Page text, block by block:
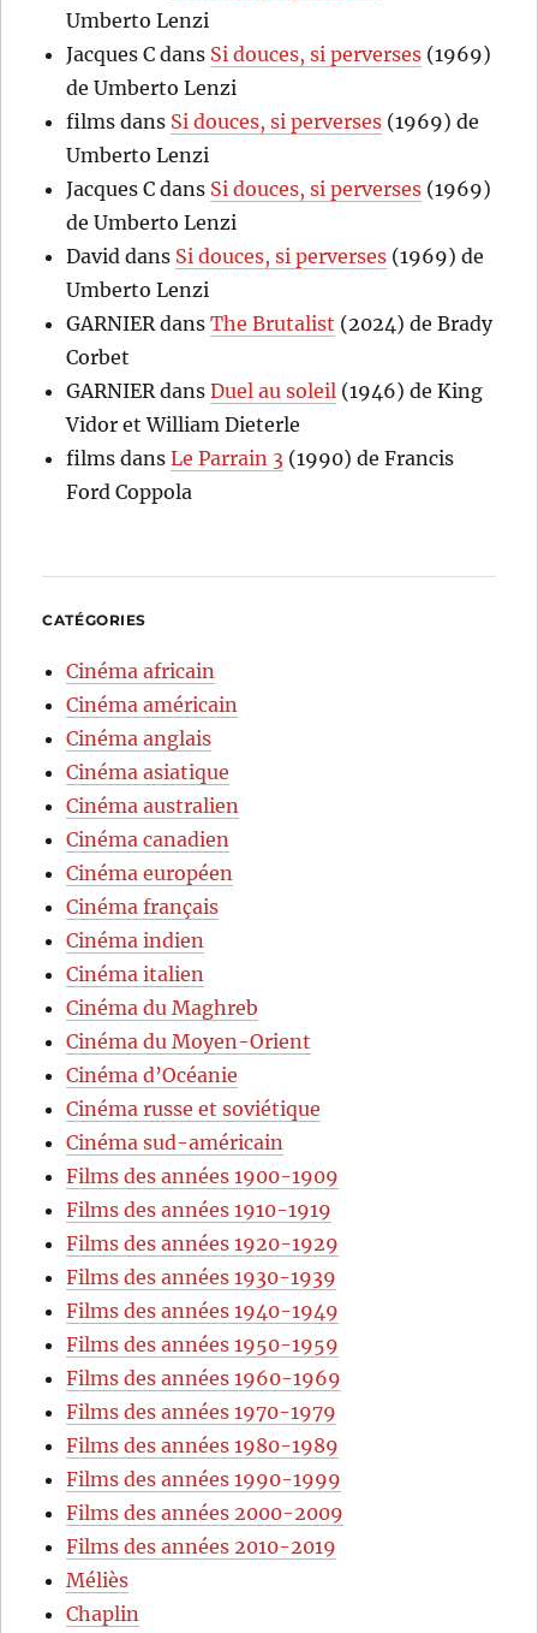
Umberto Lenzi
Jacques C dans Si douces, si perverses (1969)
de Umberto Lenzi
films dans Si douces, si perverses (1969) de
Umberto Lenzi
Jacques C dans Si douces, si perverses (1969)
de Umberto Lenzi
David dans Si douces, si perverses (1969) de
Umberto Lenzi
GARNIER dansThe Brutalist (2024) de Brady
Corbet
GARNIER dansDuel au soleil (1946) de King
Vidor et William Dieterle
films dansLe Parrain 3 (1990) de Francis
Ford Coppola
CATÉGORIES
Cinéma africain
Cinéma américain
Cinéma anglais
Cinéma asiatique
Cinéma australien
Cinéma canadien
Cinéma européen
Cinéma français
Cinéma indien
Cinéma italien
Cinéma du Maghreb
Cinéma du Moyen-Orient
Cinéma d’Océanie
Cinéma russe et soviétique
Cinéma sud-américain
Films des années 1900-1909
Films des années 1910-1919
Films des années 1920-1929
Films des années 1930-1939
Films des années 1940-1949
Films des années 1950-1959
Films des années 1960-1969
Films des années 1970-1979
Films des années 1980-1989
Films des années 1990-1999
Films des années 2000-2009
Films des années 2010-2019
Méliès
Chaplin